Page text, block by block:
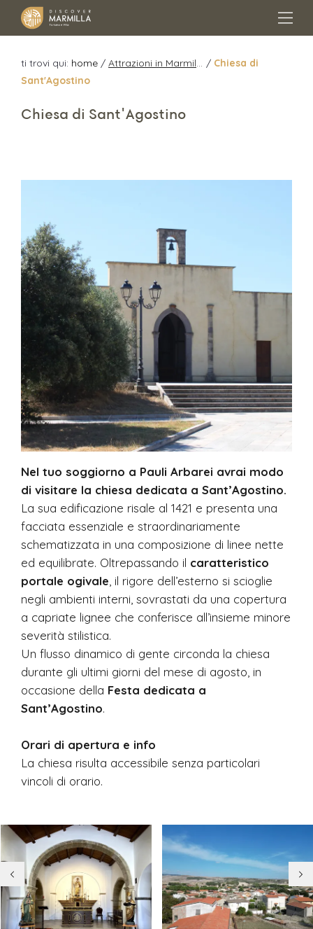
ti trovi qui: home / / Chiesa di
Sant'Agostino
Chiesa di Sant'Agostino
Nel tuo soggiorno a Pauli Arbarei avrai modo
di visitare la chiesa dedicata a Sant’Agostino.
La sua edificazione risale al 1421 e presenta una
facciata essenziale e straordinariamente
schematizzata in una composizione di linee nette
ed equilibrate. Oltrepassando il caratteristico
portale ogivale , il rigore dell’esterno si scioglie
negli ambienti interni, sovrastati da una copertura
a capriate lignee che conferisce all’insieme minore
severità stilistica.
Un flusso dinamico di gente circonda la chiesa
durante gli ultimi giorni del mese di agosto, in
occasione della Festa dedicata a
Sant’Agostino.
Orari di apertura e info
La chiesa risulta accessibile senza particolari
vincoli di orario.